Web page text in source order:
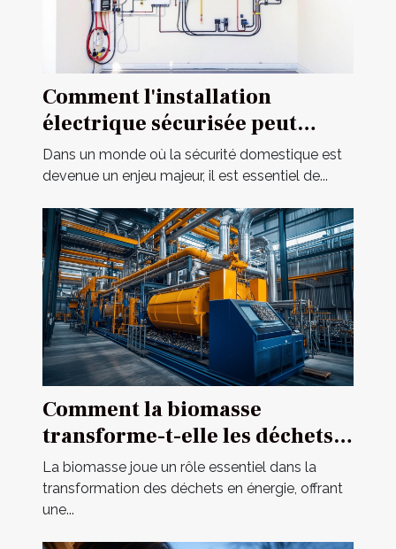
Comment l'installation
électrique sécurisée peut
améliorer votre habitat ?
Dans un monde où la sécurité domestique est
devenue un enjeu majeur, il est essentiel de...
Comment la biomasse
transforme-t-elle les déchets
en énergie ?
La biomasse joue un rôle essentiel dans la
transformation des déchets en énergie, offrant
une...